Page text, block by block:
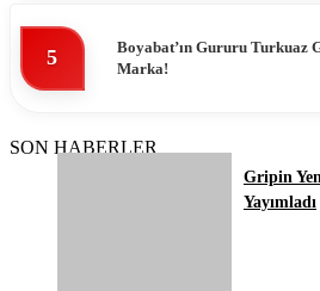
5
Boyabat’ın Gururu Turkuaz
Marka!
SON HABERLER
Gripin
Yayımladı